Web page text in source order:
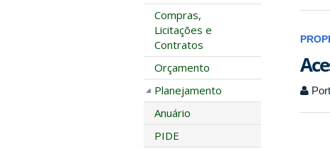
Compras,
Licitações e
Contratos
Orçamento
Planejamento
Anuário
PIDE